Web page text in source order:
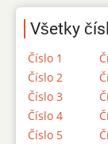
Všetky
Číslo 1
Číslo 2
Číslo 3
Číslo 4
Číslo 5